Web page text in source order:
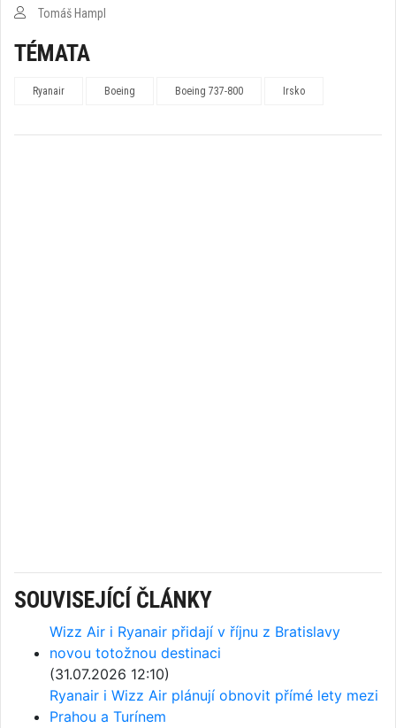
Tomáš Hampl
TÉMATA
Ryanair Boeing Boeing 737-800 Irsko
SOUVISEJÍCÍ ČLÁNKY
Wizz Air i Ryanair přidají v říjnu z Bratislavy
novou totožnou destinaci
(31.07.2026 12:10)
Ryanair i Wizz Air plánují obnovit přímé lety mezi
Prahou a Turínem